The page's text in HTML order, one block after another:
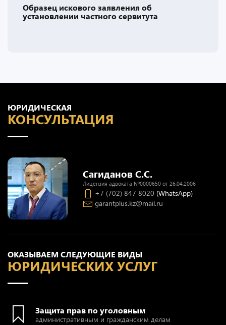
Образец искового заявления об
установлении частного сервитута
ОКАЗЫВАЕМ СЛЕДУЮЩИЕ ВИДЫ
ЮРИДИЧЕСКИХ УСЛУГ
Защита прав по уголовным
административным и гражданским делам
ЮРИДИЧЕСКАЯ
КОНСУЛЬТАЦИЯ
Сагиданов С.С.
Лицензия адвоката №0000650 от 26.04.2006
+7 (702) 847 8020 (WhatsApp)
garantplus.kz@mail.ru